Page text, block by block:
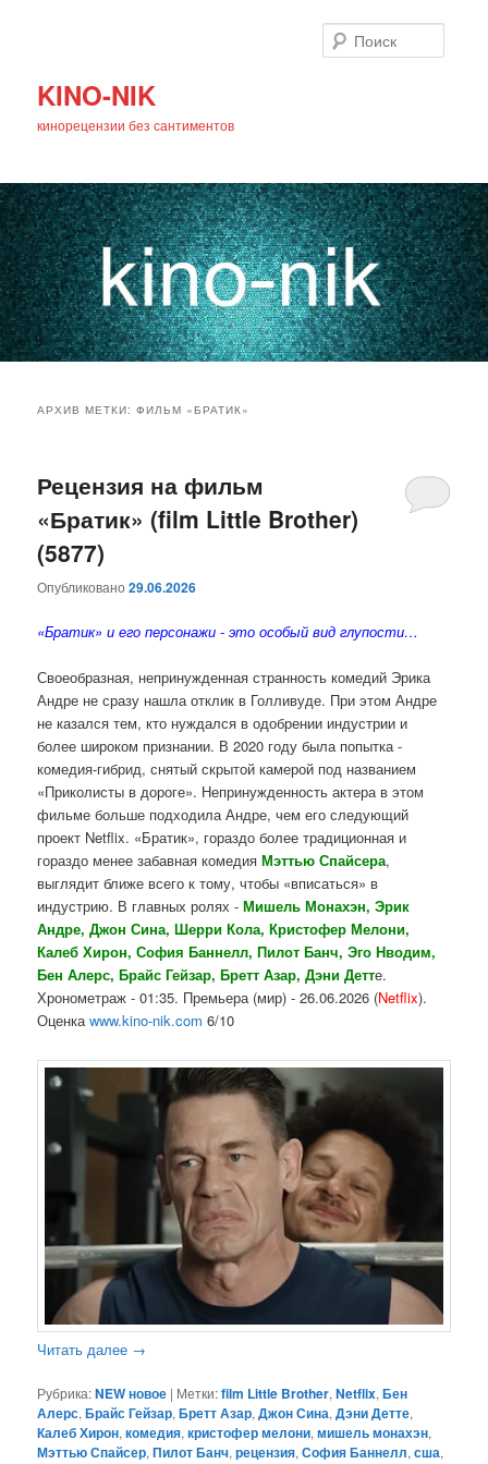
KINO-NIK
кинорецензии без сантиментов
основному
содержимому
дополнительному
содержимому
АРХИВ МЕТКИ:ФИЛЬМ «БРАТИК»
Рецензия на фильм
«Братик» (film Little Brother)
(5877)
Опубликовано29.06.2026
«Братик» и его персонажи - это особый вид глупости…
Своеобразная, непринужденная странность комедий Эрика
Андре не сразу нашла отклик в Голливуде. При этом Андре
не казался тем, кто нуждался в одобрении индустрии и
более широком признании. В 2020 году была попытка -
комедия-гибрид, снятый скрытой камерой под названием
«Приколисты в дороге». Непринужденность актера в этом
фильме больше подходила Андре, чем его следующий
проект Netflix. «Братик», гораздо более традиционная и
гораздо менее забавная комедияМэттью Спайсера,
выглядит ближе всего к тому, чтобы «вписаться» в
индустрию. В главных ролях -Мишель Монахэн, Эрик
Андре, Джон Сина, Шерри Кола, Кристофер Мелони,
Калеб Хирон, София Баннелл, Пилот Банч, Эго Нводим,
Бен Алерс, Брайс Гейзар, Бретт Азар, Дэни Детте.
Хронометраж - 01:35. Премьера (мир) - 26.06.2026 (Netflix).
Оценкаwww.kino-nik.com 6/10
Читать далее →
Рубрика:NEW новое | Метки:film Little Brother,Netflix,Бен
Алерс,Брайс Гейзар,Бретт Азар,Джон Сина,Дэни Детте,
Калеб Хирон,комедия,кристофер мелони,мишель монахэн,
Мэттью Спайсер,Пилот Банч,рецензия,София Баннелл,сша,